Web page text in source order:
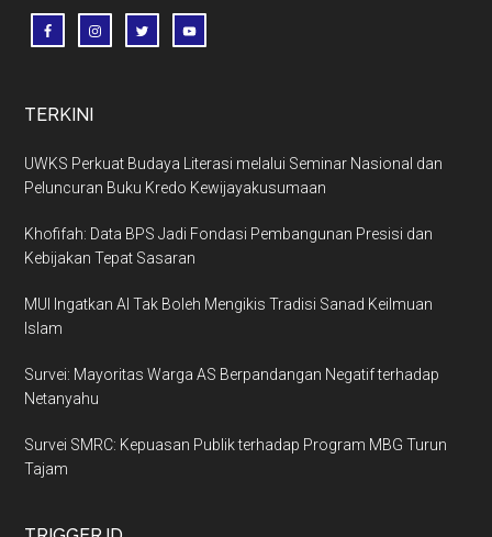
TERKINI
UWKS Perkuat Budaya Literasi melalui Seminar Nasional dan
Peluncuran Buku Kredo Kewijayakusumaan
Khofifah: Data BPS Jadi Fondasi Pembangunan Presisi dan
Kebijakan Tepat Sasaran
MUI Ingatkan AI Tak Boleh Mengikis Tradisi Sanad Keilmuan
Islam
Survei: Mayoritas Warga AS Berpandangan Negatif terhadap
Netanyahu
Survei SMRC: Kepuasan Publik terhadap Program MBG Turun
Tajam